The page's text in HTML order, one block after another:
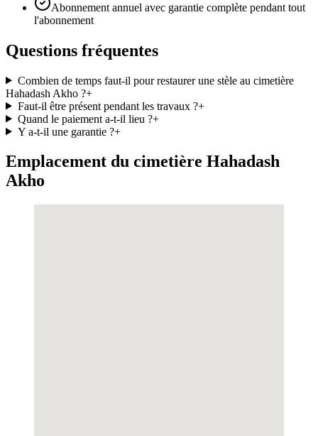
Abonnement annuel avec garantie complète pendant tout
l'abonnement
Questions fréquentes
Combien de temps faut-il pour restaurer une stèle au cimetière
Hahadash Akho ?+
Faut-il être présent pendant les travaux ?+
Quand le paiement a-t-il lieu ?+
Y a-t-il une garantie ?+
Emplacement du cimetière Hahadash
Akho